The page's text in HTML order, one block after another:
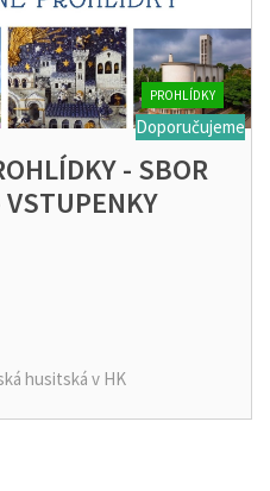
- SBOR
husitská v HK
PROHLÍDKY
Doporučujeme